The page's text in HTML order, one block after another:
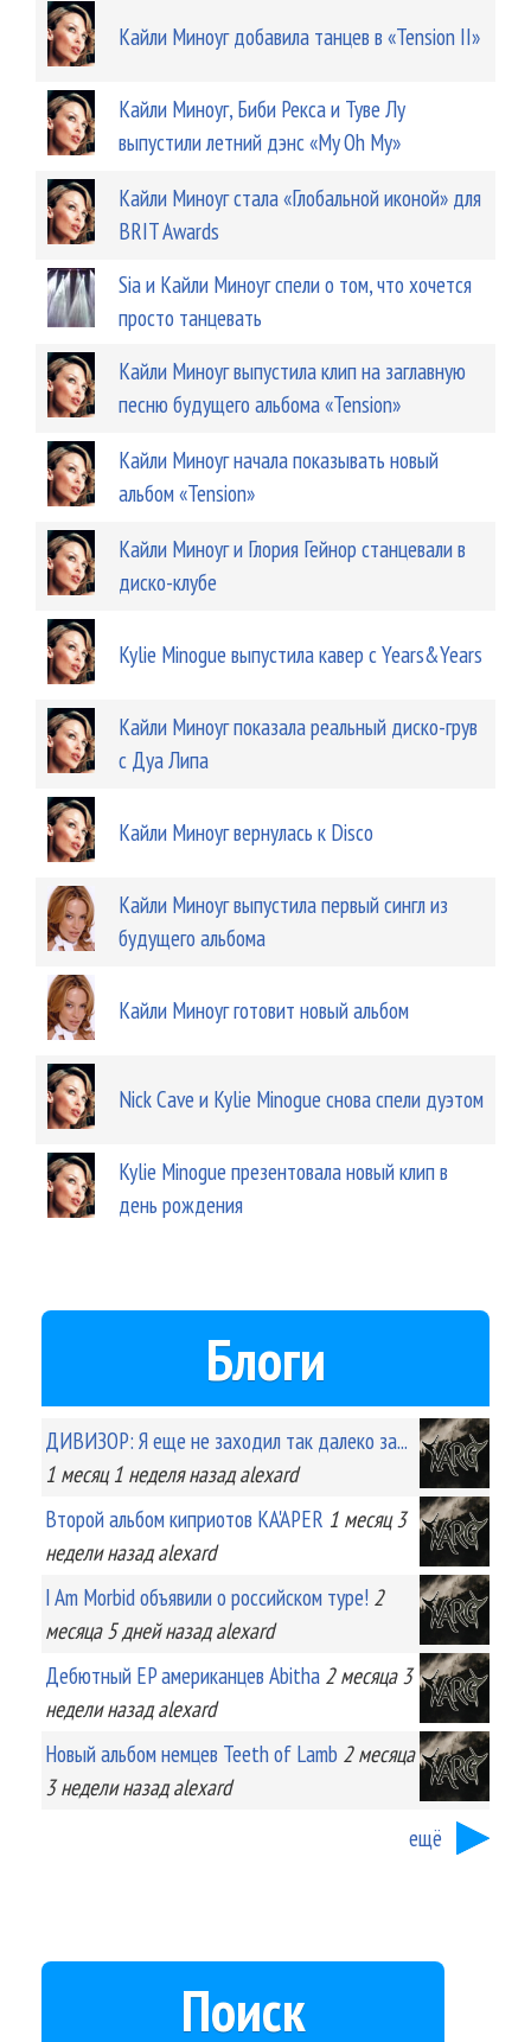
Кайли Миноуг добавила танцев в «Tension II»
Кайли Миноуг, Биби Рекса и Туве Лу
выпустили летний дэнс «My Oh My»
Кайли Миноуг стала «Глобальной иконой» для
BRIT Awards
Sia и Кайли Миноуг спели о том, что хочется
просто танцевать
Кайли Миноуг выпустила клип на заглавную
песню будущего альбома «Tension»
Кайли Миноуг начала показывать новый
альбом «Tension»
Кайли Миноуг и Глория Гейнор станцевали в
диско-клубе
Kylie Minogue выпустила кавер с Years&Years
Кайли Миноуг показала реальный диско-грув
с Дуа Липа
Кайли Миноуг вернулась к Disco
Кайли Миноуг выпустила первый сингл из
будущего альбома
Кайли Миноуг готовит новый альбом
Nick Cave и Kylie Minogue снова спели дуэтом
Kylie Minogue презентовала новый клип в
день рождения
Блоги
ДИВИЗОР: Я еще не заходил так далеко за...
1 месяц 1 неделяназад alexard
Второй альбом киприотов KA'APER 1 месяц 3
неделиназад alexard
I Am Morbid объявили о российском туре! 2
месяца 5 днейназад alexard
Дебютный EP американцев Abitha 2 месяца 3
неделиназад alexard
Новый альбом немцев Teeth of Lamb 2 месяца
3 неделиназад alexard
ещё
Поиск